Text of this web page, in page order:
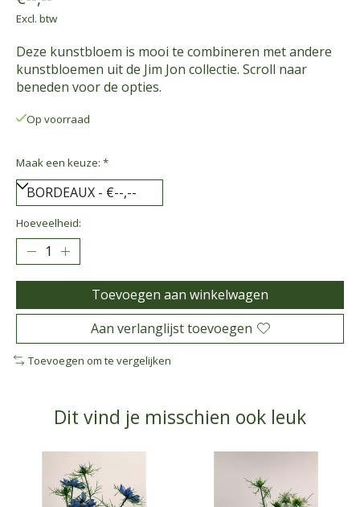
Excl. btw
Deze kunstbloem is mooi te combineren met andere
kunstbloemen uit de Jim Jon collectie. Scroll naar
beneden voor de opties.
Op voorraad
Maak een keuze: *
Hoeveelheid:
Toevoegen aan winkelwagen
Aan verlanglijst toevoegen
Toevoegen om te vergelijken
Dit vind je misschien ook leuk
Items van productcarrousel